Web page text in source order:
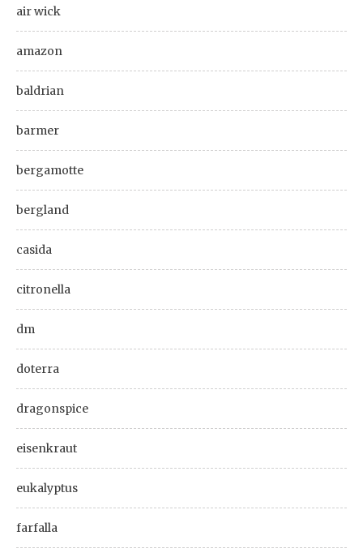
air wick
amazon
baldrian
barmer
bergamotte
bergland
casida
citronella
dm
doterra
dragonspice
eisenkraut
eukalyptus
farfalla